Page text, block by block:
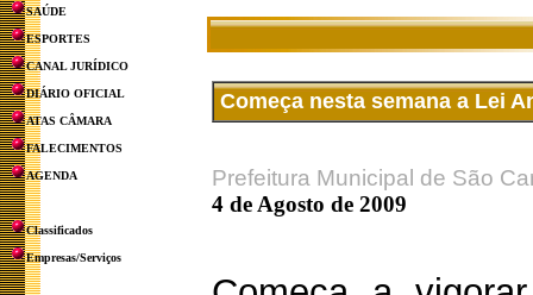
SAÚDE
ESPORTES
CANAL JURÍDICO
DIÁRIO OFICIAL
ATAS CÂMARA
FALECIMENTOS
AGENDA
Classificados
Empresas/Serviços
Começa nesta semana a Lei
Prefeitura Municipal de São
4 de Agosto de 2009